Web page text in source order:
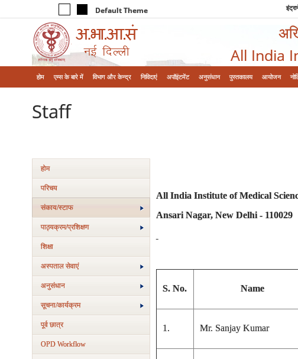
Default Theme
All India
होम एम्‍स के बारे में विभाग और केन्‍द्र निविदाएं अपॉइंटमेंट अनुसंधान पुस्तकालय आयोजन
Staff
होम
परिचय
संकाय/स्‍टाफ
पाठ्यक्रम/प्रशिक्षण
शिक्षा
अस्‍पताल सेवाएं
अनुसंधान
सूचना/कार्यक्रम
पूर्व छात्र
OPD Workflow
All India Institute of Medical
Ansari Nagar, New Delhi - 110029
S. No. Name
1. Mr. Sanjay Kumar